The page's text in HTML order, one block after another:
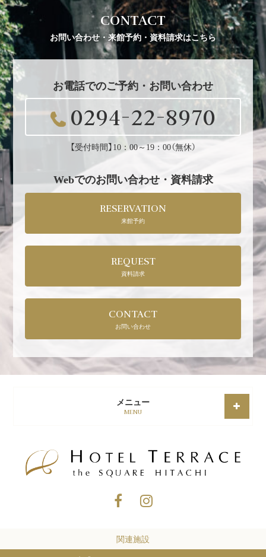
CONTACT
お問い合わせ・来館予約・資料請求はこちら
お電話でのご予約・お問い合わせ
0294-22-8970
【受付時間】10：00～19：00（無休）
Webでのお問い合わせ・資料請求
RESERVATION
来館予約
REQUEST
資料請求
CONTACT
お問い合わせ
メニュー
MENU
関連施設